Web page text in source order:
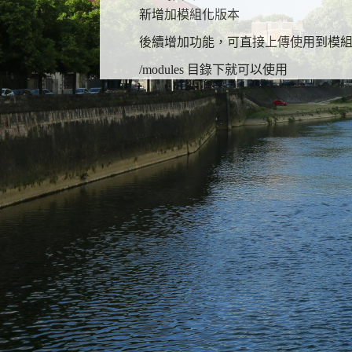
新增加模組化版本
後續增加功能，可直接上傳使用到模組
/modules 目錄下就可以使用